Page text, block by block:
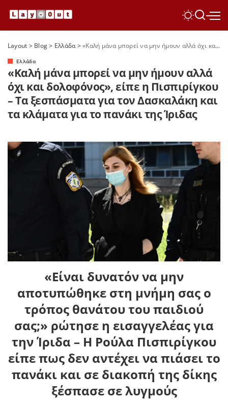
Layout > Blog> Ελλάδα>«Καλή μάνα μπορεί να μην ήμουν αλλά όχι και δολοφόνος», είπε η Πισπιρίγκου – Τα ξεσπάσματα για τον Δασκαλάκη και τα κλάματα για το πανάκι της Ίριδας
Ελλάδα
«Καλή μάνα μπορεί να μην ήμουν αλλά
όχι και δολοφόνος», είπε η Πισπιρίγκου
– Τα ξεσπάσματα για τον Δασκαλάκη και
τα κλάματα για το πανάκι της Ίριδας
«Είναι δυνατόν να μην
αποτυπώθηκε στη μνήμη σας ο
τρόπος θανάτου του παιδιού
σας;» ρώτησε η εισαγγελέας για
την Ίριδα – Η Ρούλα Πισπιρίγκου
είπε πως δεν αντέχει να πιάσει το
πανάκι και σε διακοπή της δίκης
ξέσπασε σε λυγμούς